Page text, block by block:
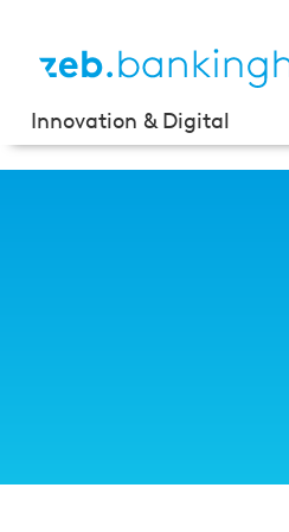
Innovation & Digital